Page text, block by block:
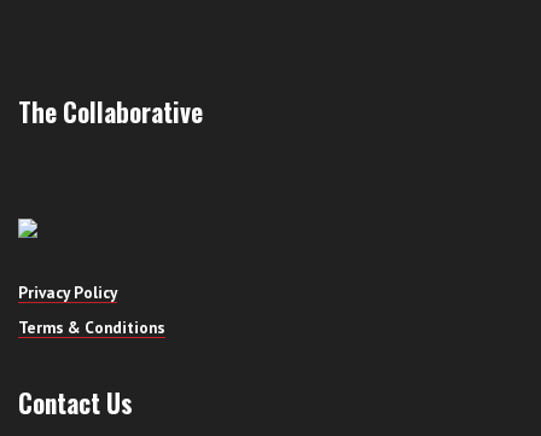
The Collaborative
Privacy Policy
Terms & Conditions
Contact Us